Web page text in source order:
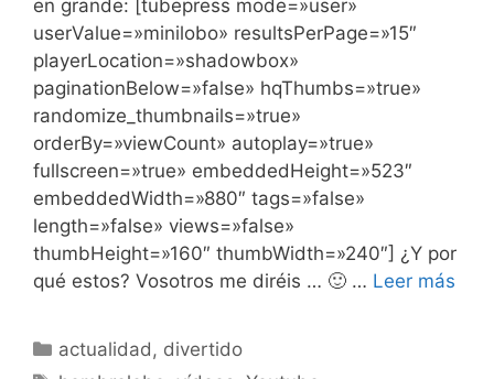
en grande: [tubepress mode=»user»
userValue=»minilobo» resultsPerPage=»15″
playerLocation=»shadowbox»
paginationBelow=»false» hqThumbs=»true»
randomize_thumbnails=»true»
orderBy=»viewCount» autoplay=»true»
fullscreen=»true» embeddedHeight=»523″
embeddedWidth=»880″ tags=»false»
length=»false» views=»false»
thumbHeight=»160″ thumbWidth=»240″] ¿Y por
qué estos? Vosotros me diréis … 🙂 … Leer más
Categorías
actualidad , divertido